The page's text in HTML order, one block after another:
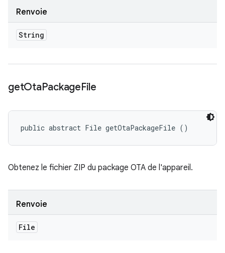
Renvoie
String
getOtaPackageFile
public abstract File getOtaPackageFile ()
Obtenez le fichier ZIP du package OTA de l'appareil.
Renvoie
File